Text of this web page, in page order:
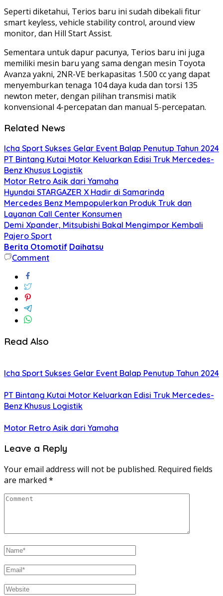
Seperti diketahui, Terios baru ini sudah dibekali fitur
smart keyless, vehicle stability control, around view
monitor, dan Hill Start Assist.
Sementara untuk dapur pacunya, Terios baru ini juga
memiliki mesin baru yang sama dengan mesin Toyota
Avanza yakni, 2NR-VE berkapasitas 1.500 cc yang dapat
menyemburkan tenaga 104 daya kuda dan torsi 135
newton meter, dengan pilihan transmisi matik
konvensional 4-percepatan dan manual 5-percepatan.
Related News
Icha Sport Sukses Gelar Event Balap Penutup Tahun 2024
PT Bintang Kutai Motor Keluarkan Edisi Truk Mercedes-
Benz Khusus Logistik
Motor Retro Asik dari Yamaha
Hyundai STARGAZER X Hadir di Samarinda
Mercedes Benz Mempopulerkan Produk Truk dan
Layanan Call Center Konsumen
Demi Xpander, Mitsubishi Bakal Mengimpor Kembali
Pajero Sport
Berita Otomotif Daihatsu
Comment
Read Also
Icha Sport Sukses Gelar Event Balap Penutup Tahun 2024
PT Bintang Kutai Motor Keluarkan Edisi Truk Mercedes-
Benz Khusus Logistik
Motor Retro Asik dari Yamaha
Leave a Reply
Your email address will not be published. Required fields
are marked *